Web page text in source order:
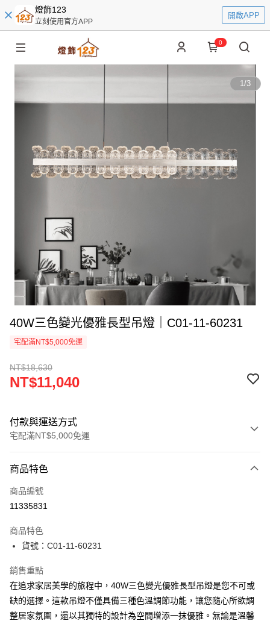
燈飾123
立刻使用官方APP
開啟APP
0
1/3
40W三色變光優雅長型吊燈｜C01-11-60231
宅配滿NT$5,000免運
NT$18,630
NT$11,040
付款與運送方式
宅配滿NT$5,000免運
信用卡一次付款
LINE Pay
街口支付
悠遊付
Google Pay
全盈+PAY
商品特色
商品編號
11335831
商品特色
貨號：C01-11-60231
銷售重點
在追求家居美學的旅程中，40W三色變光優雅長型吊燈是您不可或
缺的選擇。這款吊燈不僅具備三種色溫調節功能，讓您隨心所欲調
整居家氛圍，還以其獨特的設計為空間增添一抹優雅。無論是溫馨